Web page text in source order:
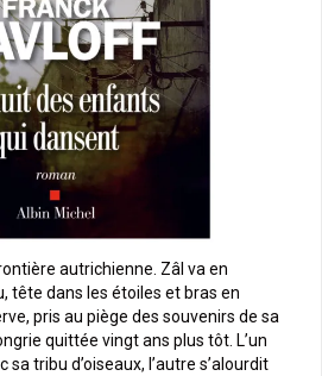
autrichienne. Zâl va en
tête dans les étoiles et bras en
pris au piège des souvenirs de sa
quittée vingt ans plus tôt. L’un
sa tribu d’oiseaux, l’autre s’alourdit